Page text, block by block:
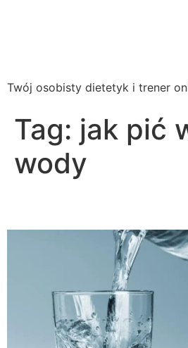
Twój osobisty dietetyk i trener
Tag: jak pić
wody